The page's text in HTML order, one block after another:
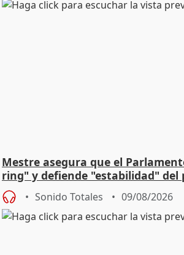
Mestre asegura que el
ring" y defiende "estabilidad" del
Sonido Totales 09/08/2026